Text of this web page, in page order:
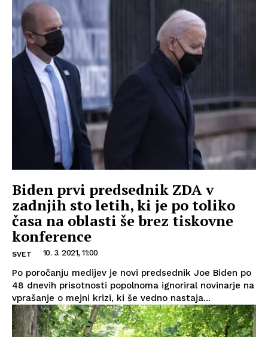
Biden prvi predsednik ZDA v
zadnjih sto letih, ki je po toliko
časa na oblasti še brez tiskovne
konference
SVET 10. 3. 2021, 11:00
Po poročanju medijev je novi predsednik Joe Biden po
48 dnevih prisotnosti popolnoma ignoriral novinarje na
vprašanje o mejni krizi, ki še vedno nastaja...